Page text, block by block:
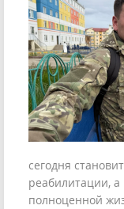
сегодня
реабилитации,
полноценной